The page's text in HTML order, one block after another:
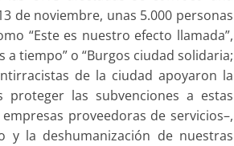
de noviembre, unas 5.000 personas
“Este es nuestro efecto llamada”,
a tiempo” o “Burgos ciudad solidaria;
de la ciudad apoyaron la
las subvenciones a estas
proveedoras de servicios–,
la deshumanización de nuestras